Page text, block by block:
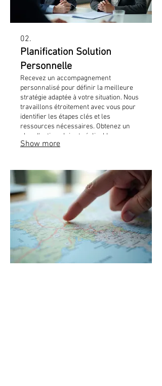
02.
Planification Solution
Personnelle
Recevez un accompagnement
personnalisé pour définir la meilleure
stratégie adaptée à votre situation. Nous
travaillons étroitement avec vous pour
identifier les étapes clés et les
ressources nécessaires. Obtenez un
plan d'action clair et réalisable pour
atteindre vos objectifs.
Show more